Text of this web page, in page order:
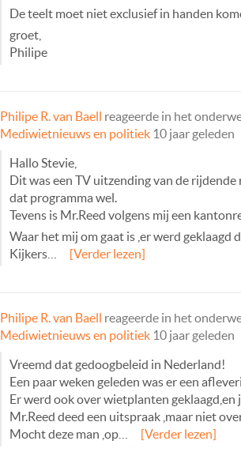
De teelt moet niet exclusief in handen
groet,
Philipe
Philipe R. van Baell reageerde in het
Mediwietnieuws en politiek 10 jaar geleden
Hallo Stevie,
Dit was een TV uitzending van de
dat programma wel.
Tevens is Mr.Reed volgens mij een
Waar het mij om gaat is ,er werd geklaagd
Kijkers…
[Verder lezen]
Philipe R. van Baell reageerde in het
Mediwietnieuws en politiek 10 jaar geleden
Vreemd dat gedoogbeleid in Nederland!
Een paar weken geleden was er een
Er werd ook over wietplanten
Mr.Reed deed een uitspraak ,maar niet
Mocht deze man ,op…
[Verder lezen]